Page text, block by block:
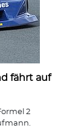
fährt auf
2